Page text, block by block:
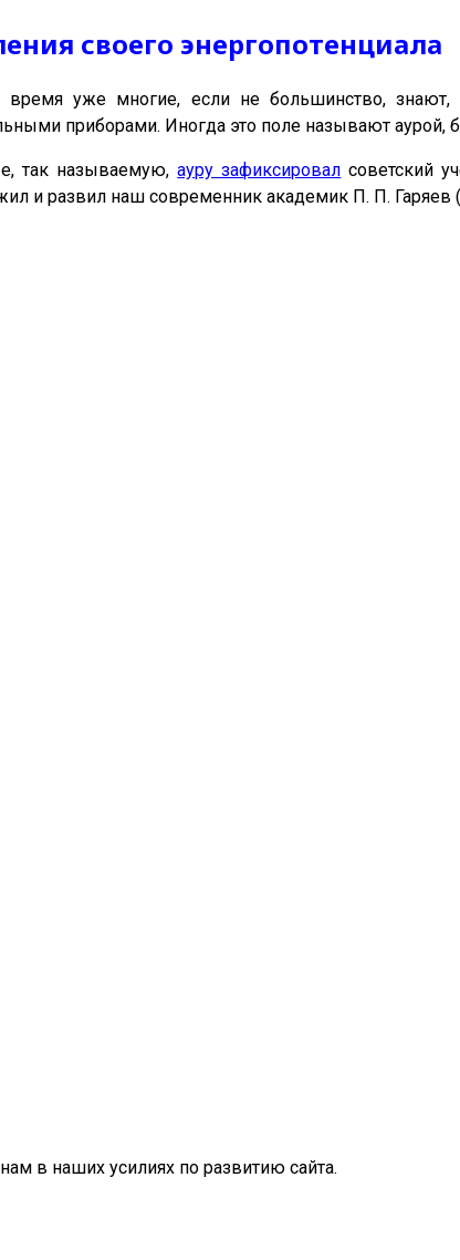
своего энергопотенциала
уже многие, если не большинство, знают,
приборами. Иногда это поле называют аурой,
так называемую,ауру зафиксировал советский
и развил наш современник академик П. П. Гаряев
в наших усилиях по развитию сайта.